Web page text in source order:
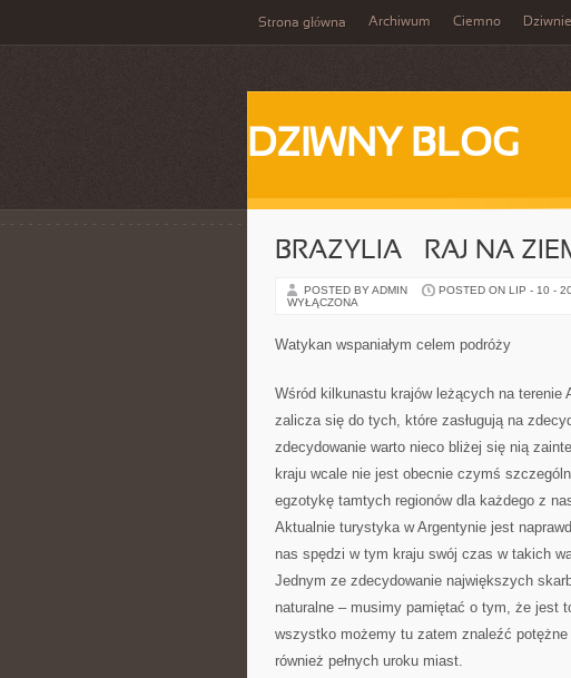
Strona główna Archiwum Ciemno Dziwnie
DZIWNY BLOG
BRAZYLIA – RAJ NA
POSTED BY ADMIN POSTED ON LIP - 10 -
WYŁĄCZONA
Watykan wspaniałym celem podróży
Wśród kilkunastu krajów leżących na terenie
zalicza się do tych, które zasługują na
zdecydowanie warto nieco bliżej się nią
kraju wcale nie jest obecnie czymś
egzotykę tamtych regionów dla każdego z
Aktualnie turystyka w Argentynie jest
nas spędzi w tym kraju swój czas w takich
Jednym ze zdecydowanie największych
naturalne – musimy pamiętać o tym, że jest
wszystko możemy tu zatem znaleźć
również pełnych uroku miast.